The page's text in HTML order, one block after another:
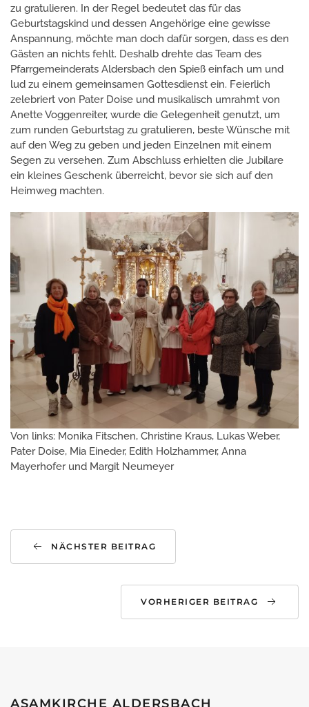
zu gratulieren. In der Regel bedeutet das für das
Geburtstagskind und dessen Angehörige eine gewisse
Anspannung, möchte man doch dafür sorgen, dass es den
Gästen an nichts fehlt. Deshalb drehte das Team des
Pfarrgemeinderats Aldersbach den Spieß einfach um und
lud zu einem gemeinsamen Gottesdienst ein. Feierlich
zelebriert von Pater Doise und musikalisch umrahmt von
Anette Voggenreiter, wurde die Gelegenheit genutzt, um
zum runden Geburtstag zu gratulieren, beste Wünsche mit
auf den Weg zu geben und jeden Einzelnen mit einem
Segen zu versehen. Zum Abschluss erhielten die Jubilare
ein kleines Geschenk überreicht, bevor sie sich auf den
Heimweg machten.
Von links: Monika Fitschen, Christine Kraus, Lukas Weber,
Pater Doise, Mia Eineder, Edith Holzhammer, Anna
Mayerhofer und Margit Neumeyer
NÄCHSTER BEITRAG
VORHERIGER BEITRAG
ASAMKIRCHE ALDERSBACH